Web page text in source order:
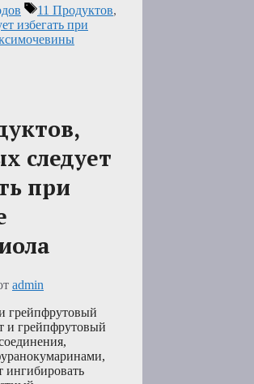
Метки
11 Продуктов,
избегать при
следует
при
admin
грейпфрутовый
и грейпфрутовый
ингибировать